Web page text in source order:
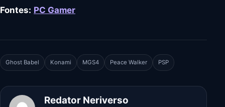
Fontes: PC Gamer
Ghost Babel Konami MGS4 Peace Walker PSP
Redator Neriverso